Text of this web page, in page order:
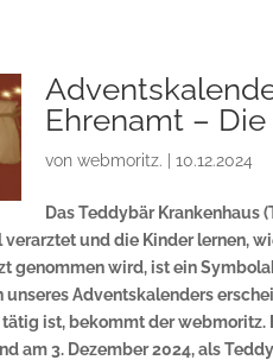
Ehrenamt –
vonwebmoritz. |10.12.2024
Das Teddybär Krankenhaus
und die Kinder lernen,
genommen wird, ist ein
unseres Adventskalenders
ist, bekommt der
am 3. Dezember 2024, als